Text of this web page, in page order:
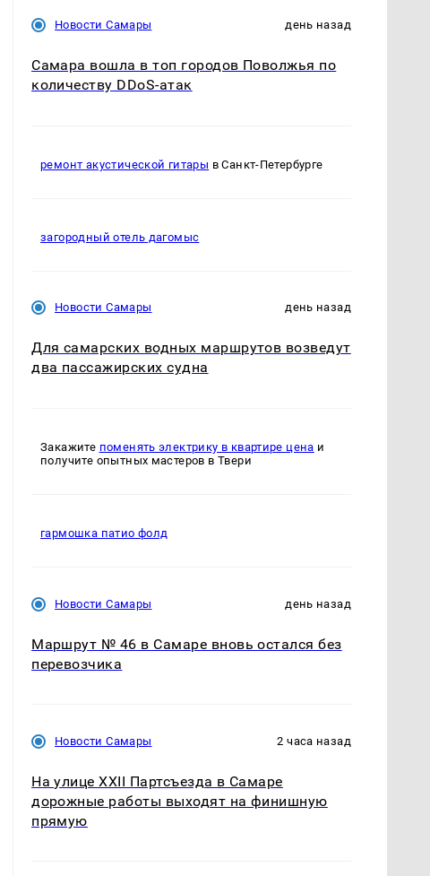
Новости Самары день назад
Самара вошла в топ городов Поволжья по
количеству DDoS-атак
ремонт акустической гитары в Санкт-Петербурге
загородный отель дагомыс
Новости Самары день назад
Для самарских водных маршрутов возведут
два пассажирских судна
Закажите поменять электрику в квартире цена и
получите опытных мастеров в Твери
гармошка патио фолд
Новости Самары день назад
Маршрут № 46 в Самаре вновь остался без
перевозчика
Новости Самары 2 часа назад
На улице XXII Партсъезда в Самаре
дорожные работы выходят на финишную
прямую